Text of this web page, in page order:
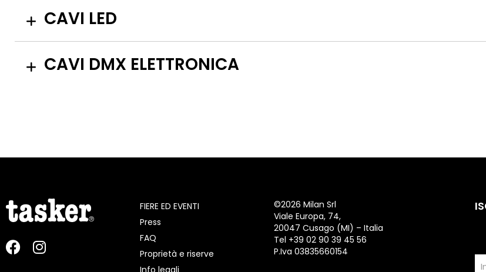
CAVI LED
CAVI DMX ELETTRONICA
FIERE ED EVENTI
Press
FAQ
Proprietà e riserve
Info legali
©2026 Milan Srl
Viale Europa, 74,
20047 Cusago (MI) – Italia
Tel +39 02 90 39 45 56
P.Iva 03835660154